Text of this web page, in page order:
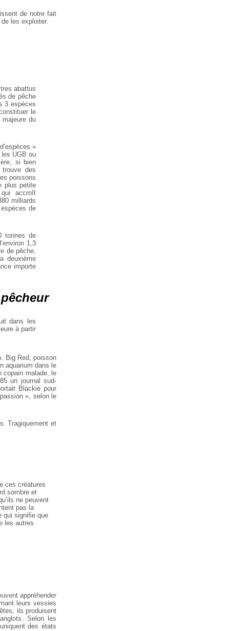
de notre fait
les exploiter.
abattus
de pêche
3 espèces
le
du
»
UGB ou
si bien
trouve des
poissons
plus petite
accroît
milliards
de
tonnes de
1,3
de pêche,
deuxième
importe
dans les
à partir
Big Red, poisson
aquarium dans le
copain malade, le
un journal sud-
Blackie pour
», selon le
Tragiquement et
ces créatures
sombre et
ne peuvent
pas la
qui signifie que
les autres
appréhender
leurs vessies
ils produisent
Selon les
des états